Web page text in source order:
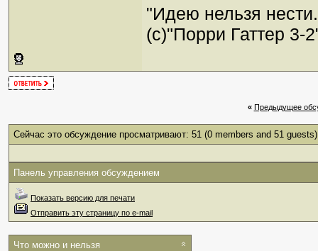
"Идею нельзя
(c)"Порри Гаттер 3-
« Предыдущее
Сейчас это обсуждение просматривают: 51 (0 members and 51 guests)
Панель управления обсуждением
Показать версию для печати
Отправить эту страницу по e-mail
Что можно и нельзя